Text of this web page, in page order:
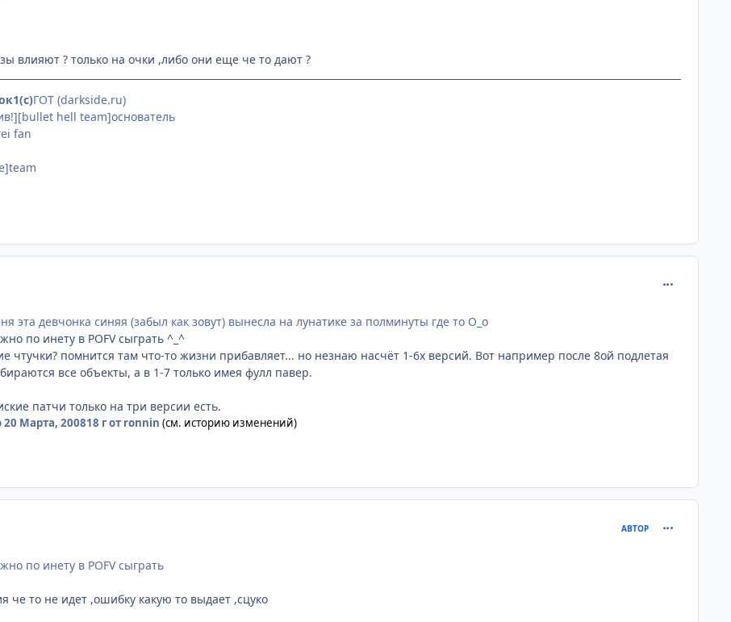
влияют ? только на очки ,либо они еще че то дают ?
ГОТ (darkside.ru)
hell team]основатель
fan
эта девчонка синяя (забыл как зовут) вынесла на лунатике за полминуты где то О_о
по инету в POFV сыграть ^_^
чтучки? помнится там что-то жизни прибавляет... но незнаю насчёт 1-6х версий. Вот например после 8ой подлетая
все объекты, а в 1-7 только имея фулл павер.
патчи только на три версии есть.
20 Марта, 200818 гот ronnin (см. историю изменений)
АВТОР
по инету в POFV сыграть
че то не идет ,ошибку какую то выдает ,сцуко